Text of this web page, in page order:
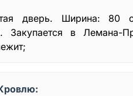
дверь. Ширина: 80
Закупается в Лемана-